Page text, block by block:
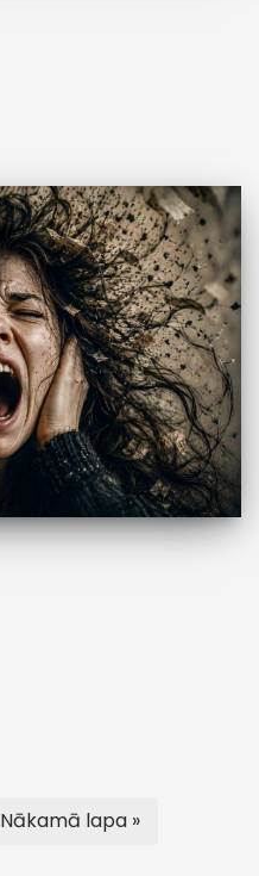
Nākamā lapa »